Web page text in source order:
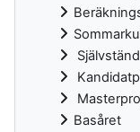
Basåret